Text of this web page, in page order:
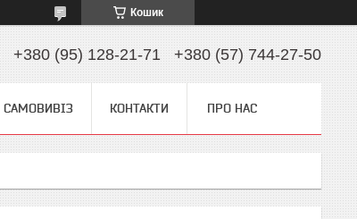
Кошик
+380 (95) 128-21-71 +380 (57) 744-27-50
САМОВИВІЗ КОНТАКТИ ПРО НАС